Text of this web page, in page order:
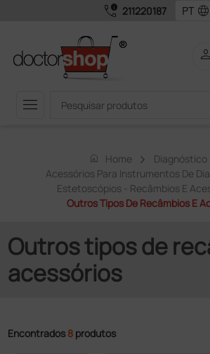
call_quality 211220187 language
menu
person
home Home
Diagnóstico
Acessórios Para Instrumentos De
Estetoscópios - Recâmbios E
Outros Tipos De Recâmbios E
Outros tipos de
acessórios
Encontrados 8 produtos